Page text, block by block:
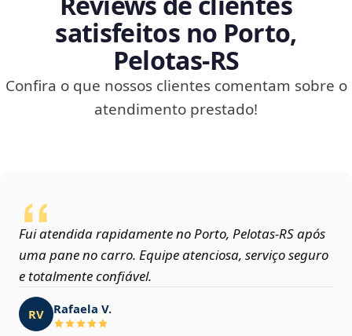
satisfeitos no Porto,
Pelotas‑RS
Confira o que nossos clientes comentam sobre o
atendimento prestado!
Fui atendida rapidamente no Porto, Pelotas‑RS após
uma pane no carro. Equipe atenciosa, serviço seguro
e totalmente confiável.
RV Rafaela V.